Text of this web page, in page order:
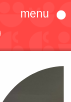
menu